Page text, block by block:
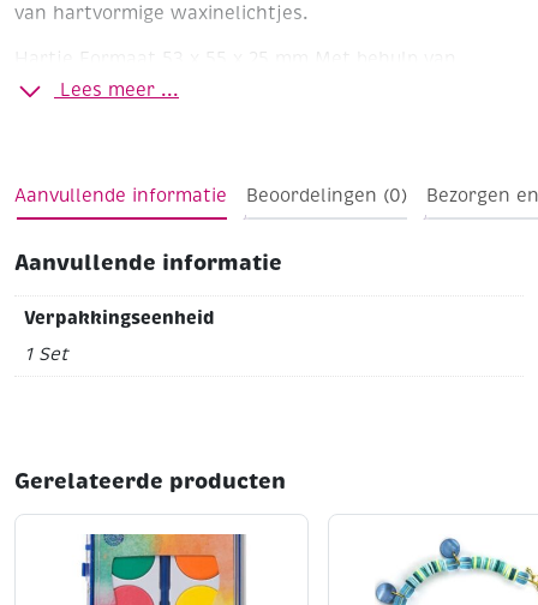
van hartvormige waxinelichtjes.
Hartje Formaat 53 x 55 x 25 mm
Met behulp van
kaarsensmeltwas en kleurwas kunt u uw eigen
Lees meer ...
Aanvullende informatie Beoordelingen (0) Bezorgen
Aanvullende informatie
Verpakkingseenheid
1 Set
Gerelateerde producten